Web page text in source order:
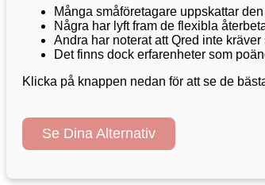
Många småföretagare uppskattar
Några har lyft fram de flexibla
Andra har noterat att Qred inte
Det finns dock erfarenheter som
Klicka på knappen nedan för att se de
Se Dina Alternativ